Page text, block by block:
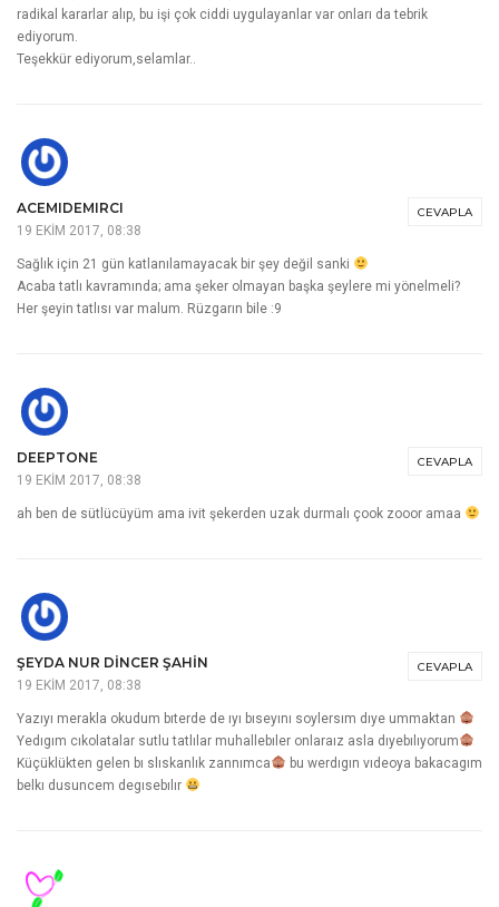
radikal kararlar alıp, bu işi çok ciddi uygulayanlar var onları da tebrik
ediyorum.
Teşekkür ediyorum,selamlar..
CEVAPLA
ACEMIDEMIRCI
19 EKIM 2017, 08:38
Sağlık için 21 gün katlanılamayacak bir şey değil sanki
Acaba tatlı kavramında; ama şeker olmayan başka şeylere mi yönelmeli?
Her şeyin tatlısı var malum. Rüzgarın bile :9
CEVAPLA
DEEPTONE
19 EKIM 2017, 08:38
ah ben de sütlücüyüm ama ivit şekerden uzak durmalı çook zooor amaa
CEVAPLA
ŞEYDA NUR DINCER ŞAHIN
19 EKIM 2017, 08:38
Yazıyı merakla okudum bıterde de ıyı bıseyını soylersım dıye ummaktan
Yedıgım cıkolatalar sutlu tatlılar muhallebıler onlaraız asla dıyebılıyorum
Küçüklükten gelen bı slıskanlık zannımca
bu werdıgın vıdeoya bakacagım
belkı dusuncem degısebılır